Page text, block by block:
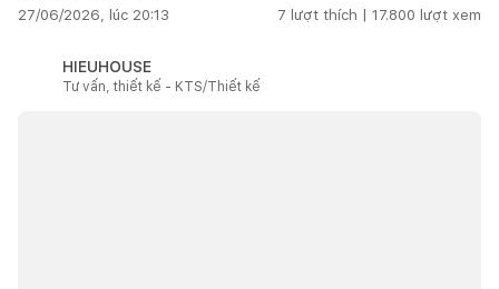
27/06/2026, lúc 20:13 7 lượt thích | 17.800 lượt xem
HIEUHOUSE
Tư vấn, thiết kế - KTS/Thiết kế